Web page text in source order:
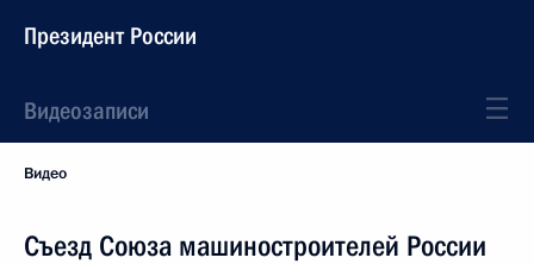
Президент России
Видеозаписи
Видео
Съезд Союза машиностроителей России